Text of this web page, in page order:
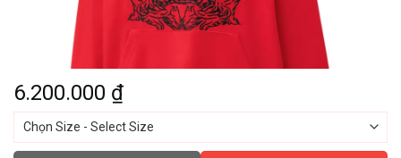
6.200.000 ₫